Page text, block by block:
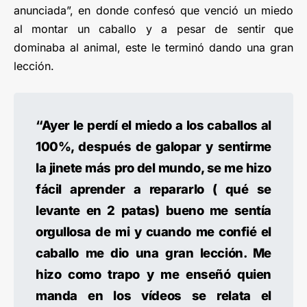
anunciada”, en donde confesó que venció un miedo
al montar un caballo y a pesar de sentir que
dominaba al animal, este le terminó dando una gran
lección.
“Ayer le perdí el miedo a los caballos al
100%, después de galopar y sentirme
la jinete más pro del mundo, se me hizo
fácil aprender a repararlo ( qué se
levante en 2 patas) bueno me sentía
orgullosa de mi y cuando me confié el
caballo me dio una gran lección. Me
hizo como trapo y me enseñó quien
manda en los vídeos se relata el